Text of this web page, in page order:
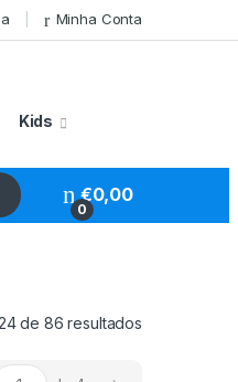
Minha Conta
Kids
0
€0,00
de 86 resultados